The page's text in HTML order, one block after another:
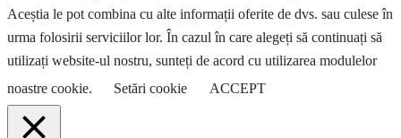
Aceștia le pot combina cu alte informații oferite de dvs. sau culese în
urma folosirii serviciilor lor. În cazul în care alegeți să continuați să
utilizați website-ul nostru, sunteți de acord cu utilizarea modulelor
noastre cookie.
Setări cookie ACCEPT